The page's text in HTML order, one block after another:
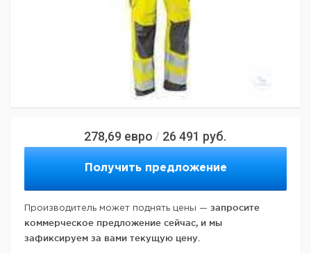
278,69 евро / 26 491 руб.
Получить предложение
Производитель может поднять цены — запросите
коммерческое предложение сейчас, и мы
зафиксируем за вами текущую цену.